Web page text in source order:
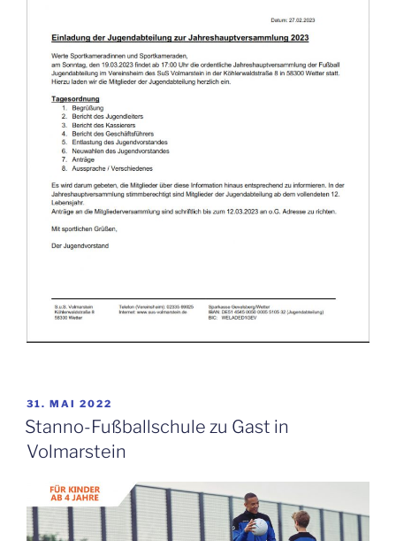
VERÖFFENTLICHT
AM
31. MAI 2022
Stanno-Fußballschule zu Gast in
Volmarstein